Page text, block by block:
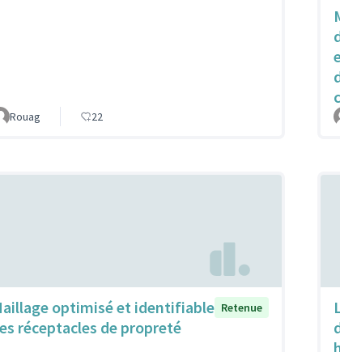
Rouag 22
optimisé et identifiable
réceptacles de propreté
Retenue